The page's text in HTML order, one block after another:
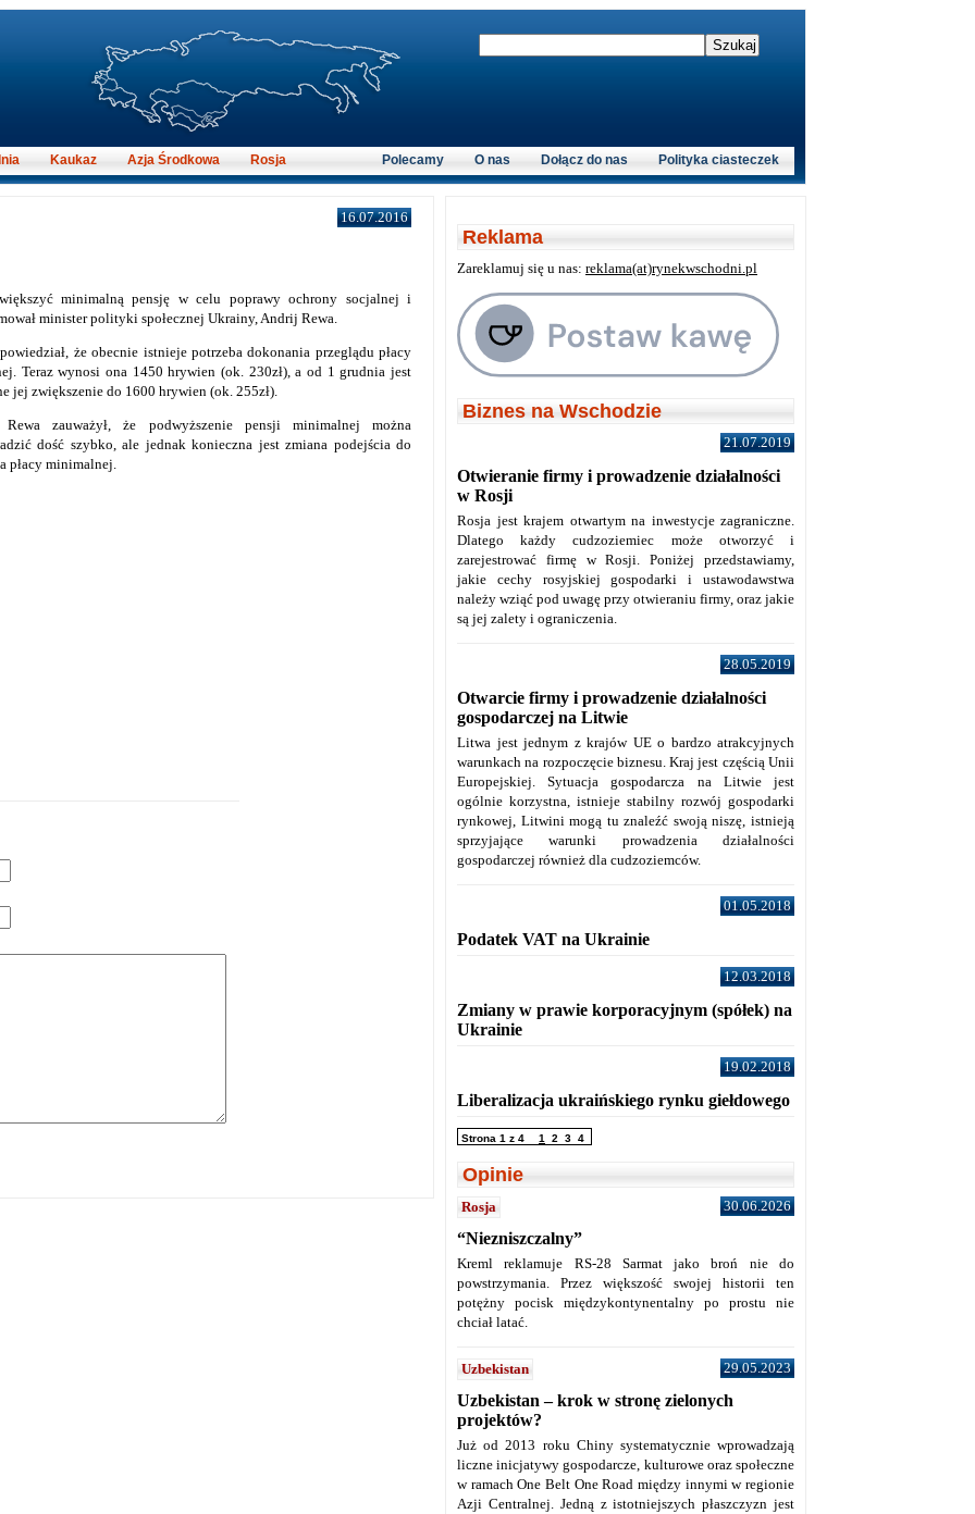
16.07.2016
minimalną pensję w celu poprawy ochrony socjalnej i
minister polityki społecznej Ukrainy, Andrij Rewa.
że obecnie istnieje potrzeba dokonania przeglądu płacy
Teraz wynosi ona 1450 hrywien (ok. 230zł), a od 1 grudnia jest
jej zwiększenie do 1600 hrywien (ok. 255zł).
zauważył, że podwyższenie pensji minimalnej można
dość szybko, ale jednak konieczna jest zmiana podejścia do
płacy minimalnej.
Kaukaz Azja Środkowa Rosja Polityka ciasteczek
Dołącz do nas
O nas
Polecamy
Reklama
Zareklamuj się u nas: reklama(at)rynekwschodni.pl
Biznes na Wschodzie
21.07.2019
Otwieranie firmy i prowadzenie działalności
w Rosji
Rosja jest krajem otwartym na inwestycje zagraniczne.
Dlatego każdy cudzoziemiec może otworzyć i
zarejestrować firmę w Rosji. Poniżej przedstawiamy,
jakie cechy rosyjskiej gospodarki i ustawodawstwa
należy wziąć pod uwagę przy otwieraniu firmy, oraz jakie
są jej zalety i ograniczenia.
28.05.2019
Otwarcie firmy i prowadzenie działalności
gospodarczej na Litwie
Litwa jest jednym z krajów UE o bardzo atrakcyjnych
warunkach na rozpoczęcie biznesu. Kraj jest częścią Unii
Europejskiej. Sytuacja gospodarcza na Litwie jest
ogólnie korzystna, istnieje stabilny rozwój gospodarki
rynkowej, Litwini mogą tu znaleźć swoją niszę, istnieją
sprzyjające warunki prowadzenia działalności
gospodarczej również dla cudzoziemców.
01.05.2018
Podatek VAT na Ukrainie
12.03.2018
Zmiany w prawie korporacyjnym (spółek) na
Ukrainie
19.02.2018
Liberalizacja ukraińskiego rynku giełdowego
Strona 1 z 4 1 2 3 4
Opinie
Rosja 30.06.2026
“Niezniszczalny”
Kreml reklamuje RS-28 Sarmat jako broń nie do
powstrzymania. Przez większość swojej historii ten
potężny pocisk międzykontynentalny po prostu nie
chciał latać.
Uzbekistan 29.05.2023
Uzbekistan – krok w stronę zielonych
projektów?
Już od 2013 roku Chiny systematycznie wprowadzają
liczne inicjatywy gospodarcze, kulturowe oraz społeczne
w ramach One Belt One Road między innymi w regionie
Azji Centralnej. Jedną z istotniejszych płaszczyzn jest